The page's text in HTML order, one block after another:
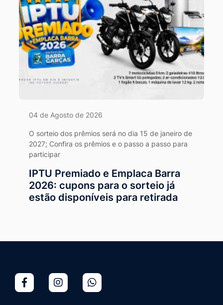
04 de Agosto de 2026
O sorteio dos prêmios será no dia 15 de janeiro de
2027; Confira os prêmios e o passo a passo para
participar
IPTU Premiado e Emplaca Barra
2026: cupons para o sorteio já
estão disponíveis para retirada